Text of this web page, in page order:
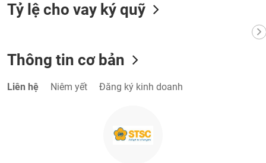
Tỷ lệ cho vay ký quỹ
Thông tin cơ bản
Liên hệ Niêm yết Đăng ký kinh doanh